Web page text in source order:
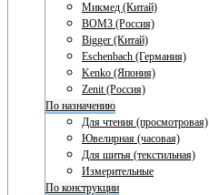
Микмед (Китай)
ВОМЗ (Россия)
Bigger (Китай)
Eschenbach (Германия)
Kenko (Япония)
Zenit (Россия)
По назначению
Для чтения (просмотровая)
Ювелирная (часовая)
Для шитья (текстильная)
Измерительные
По конструкции